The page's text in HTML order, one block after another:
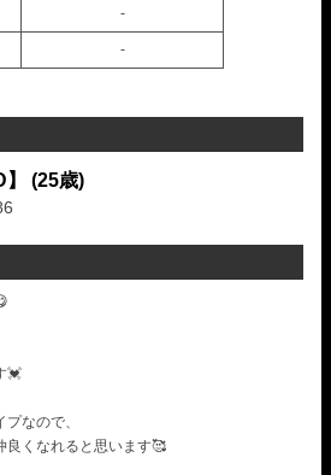
-
-
】(25歳)
💓
なので、
良くなれると思います🥰